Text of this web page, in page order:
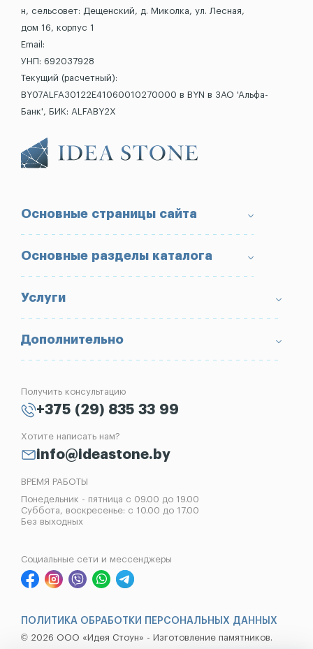
н, сельсовет: Дещенский, д. Миколка, ул. Лесная,
дом 16, корпус 1
Email:
УНП: 692037928
Текущий (расчетный):
BY07ALFA30122E41060010270000 в BYN в ЗАО 'Альфа-
Банк', БИК: ALFABY2X
Основные страницы сайта
О компании
Доставка и оплата
Условия возврата товара
Портфолио
Вопрос-Ответ
Блог
Контакты
Основные разделы каталога
Памятники
Ограды
Надгробные плиты
Вазы
Услуги
Благоустройство могил
Изготовление памятников
Рассрочка на памятник
Реставрация памятников
Демонтаж памятников
Дополнительно
Получить консультацию
+375 (29) 835 33 99
Хотите написать нам?
info@ideastone.by
ВРЕМЯ РАБОТЫ
Понедельник - пятница с 09.00 до 19.00
Суббота, воскресенье: с 10.00 до 17.00
Без выходных
Социальные сети и мессенджеры
© 2026 ООО «Идея Стоун» - Изготовление памятников.
ПОЛИТИКА ОБРАБОТКИ ПЕРСОНАЛЬНЫХ ДАННЫХ